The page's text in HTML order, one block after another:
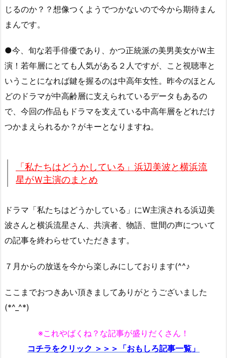
じるのか？？想像つくようでつかないので今から期待まん
まんです。
●今、旬な若手俳優であり、かつ正統派の美男美女がＷ主
演！若年層にとても人気がある２人ですが、こと視聴率と
いうことになれば鍵を握るのは中高年女性。昨今のほとん
どのドラマが中高齢層に支えられているデータもあるの
で、今回の作品もドラマを支えている中高年層をどれだけ
つかまえられるか？がキーとなりますね。
「私たちはどうかしている」浜辺美波と横浜流
星がＷ主演のまとめ
ドラマ「私たちはどうかしている」にW主演される浜辺美
波さんと横浜流星さん、共演者、物語、世間の声について
の記事を終わらせていただきます。
７月からの放送を今から楽しみにしております(^^♪
ここまでおつきあい頂きましてありがとうございました
(*^_^*)
※これやばくね？な記事が盛りだくさん！
コチラをクリック ＞＞＞「おもしろ記事一覧」